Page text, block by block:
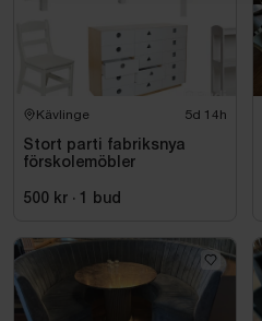
Kävlinge 5d 14h
Stort parti fabriksnya
förskolemöbler
500 kr · 1 bud